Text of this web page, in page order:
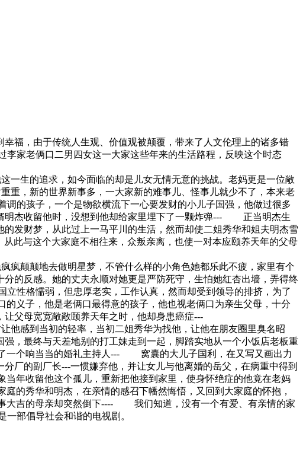
福，由于传统人生观、价值观被颠覆，带来了人文伦理上的诸多错
家老俩口二男四女这一大家这些年来的生活路程，反映这个时态
生的追求，如今面临的却是儿女无情无意的挑战。老妈更是一位敞
重，新的世界新事多，一大家新的难事儿、怪事儿就少不了，本来老
的孩子，一个是物欲横流下一心要发财的小儿子国强，他做过很多
明杰收留他时，没想到他却给家里埋下了一颗炸弹--- 正当明杰生
发财梦，从此过上一马平川的生活，然而却使二姐秀华和姐夫明杰雪
此与这个大家庭不相往来，众叛亲离，也使一对本应颐养天年的父母
颠颠地去做明星梦，不管什么样的小角色她都乐此不疲，家里有个
的反感。她的丈夫永顺对她更是严防死守，生怕她红杏出墙，弄得终
性格懦弱，但忠厚老实，工作认真，然而却受到领导的排挤，为了
义子，他是老俩口最得意的孩子，他也视老俩口为亲生父母，十分
父母宽宽敞敞颐养天年之时，他却身患癌症---
感到当初的轻率，当初二姐秀华为找他，让他在朋友圈里臭名昭
，最终与天差地别的打工妹走到一起，脚踏实地从一个小饭店老板重
一个响当当的婚礼主持人--- 窝囊的大儿子国利，在又写又画出力
厂的副厂长---一惯嫌弃他，并让女儿与他离婚的岳父，在病重中得到
年收留他这个孤儿，重新把他接到家里，使身怀绝症的他竟在老妈
秀华和明杰，在亲情的感召下幡然悔悟，又回到大家庭的怀抱，
大吉的母亲却突然倒下---- 我们知道，没有一个有爱、有亲情的家
部倡导社会和谐的电视剧。